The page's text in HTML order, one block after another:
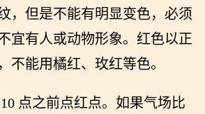
，但是不能有明显变色，必须
宜有人或动物形象。红色以正
不能用橘红、玫红等色。
点之前点红点。如果气场比